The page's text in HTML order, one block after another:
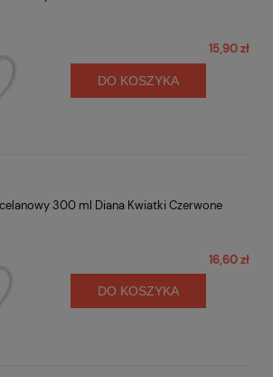
15,90 zł
DO KOSZYKA
300 ml Diana Kwiatki Czerwone
16,60 zł
DO KOSZYKA